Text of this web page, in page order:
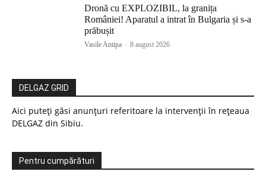
Dronă cu EXPLOZIBIL, la granița
României! Aparatul a intrat în Bulgaria și s-a
prăbușit
Vasile Antipa - 8 august 2026
DELGAZ GRID
Aici puteți găsi anunțuri referitoare la intervenții în rețeaua
DELGAZ din Sibiu.
Pentru cumpărături